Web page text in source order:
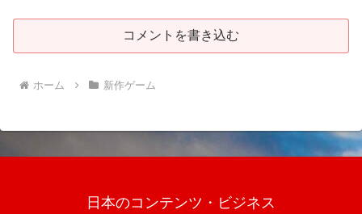
コメントを書き込む
ホーム 新作ゲーム
日本のコンテンツ・ビジネス